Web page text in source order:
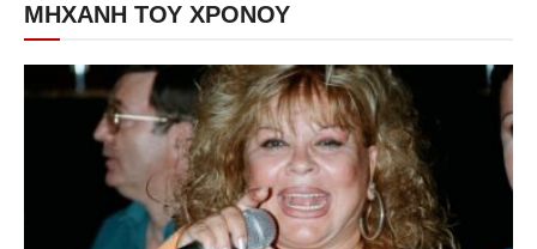
ΜΗΧΑΝΗ ΤΟΥ ΧΡΟΝΟΥ